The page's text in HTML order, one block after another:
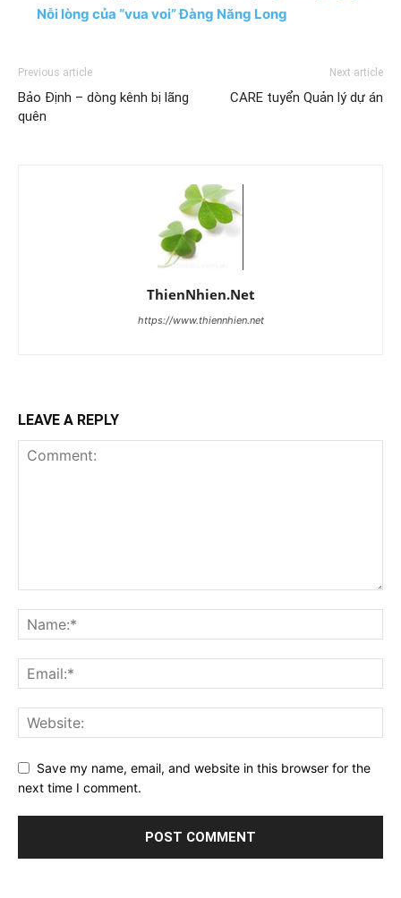
Nỗi lòng của “vua voi” Đàng Năng Long
Previous article
Bảo Định – dòng kênh bị lãng
quên
Next article
CARE tuyển Quản lý dự án
ThienNhien.Net
https://www.thiennhien.net
LEAVE A REPLY
Save my name, email, and website in this browser for the
next time I comment.